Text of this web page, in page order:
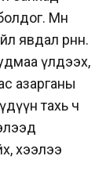
Мөн
явдал өрнөнө.
удмаа үлдээх,
азарганы
тахь ч
хээлээ